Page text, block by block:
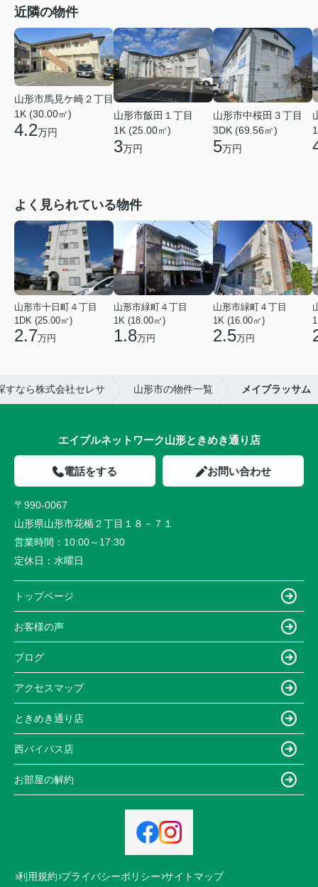
近隣の物件
山形市馬見ケ崎２丁目
1K (30.00㎡)
4.2万円
山形市飯田１丁目
1K (25.00㎡)
3万円
山形市中桜田３丁目
3DK (69.56㎡)
5万円
よく見られている物件
山形市十日町４丁目
1DK (25.00㎡)
2.7万円
山形市緑町４丁目
1K (18.00㎡)
1.8万円
山形市緑町４丁目
1K (16.00㎡)
2.5万円
すなら株式会社セレサ 山形市の物件一覧 メイブラッサム
エイブルネットワーク山形ときめき通り店
電話をする お問い合わせ
〒990-0067
山形県山形市花楯２丁目１８－７１
営業時間： 10:00～17:30
定休日： 水曜日
トップページ
お客様の声
ブログ
アクセスマップ
ときめき通り店
西バイパス店
お部屋の解約
利用規約 プライバシーポリシー サイトマップ